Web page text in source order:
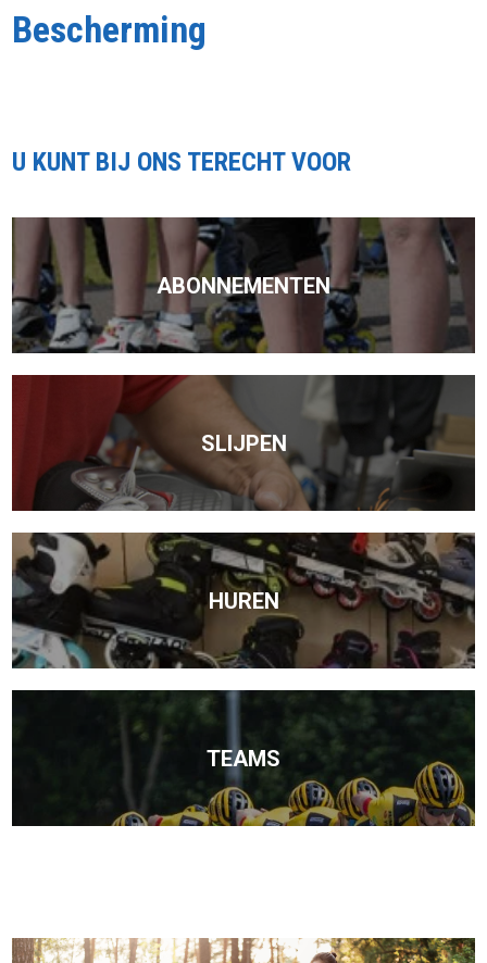
Bescherming
U KUNT BIJ ONS TERECHT VOOR
ABONNEMENTEN
SLIJPEN
HUREN
TEAMS